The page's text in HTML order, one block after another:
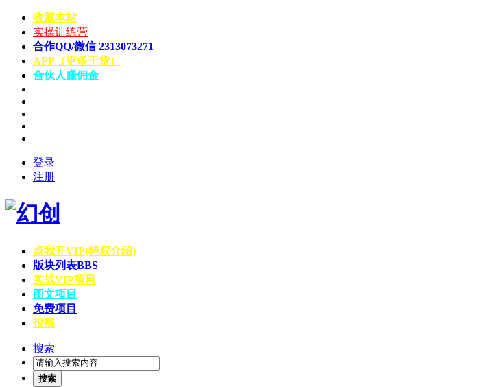
收藏本站
实操训练营
合作QQ/微信 2313073271
APP（更多干货）
合伙人赚佣金
登录
注册
点我开VIP(特权介绍)
版块列表BBS
实战VIP项目
图文项目
免费项目
投稿
搜索
搜索